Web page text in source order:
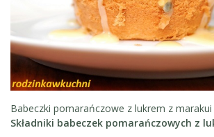
Babeczki pomarańczowe z lukrem z marakui
Składniki babeczek pomarańczowych z